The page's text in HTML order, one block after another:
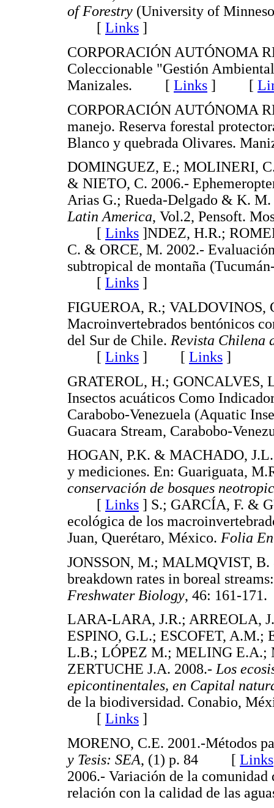
of Forestry (University of
[ Links ]
CORPORACIÓN AUTÓNOMA
Coleccionable "Gestión
Manizales. [ Links ] [
CORPORACIÓN AUTÓNOMA
manejo. Reserva forestal
Blanco y quebrada Olivares.
DOMINGUEZ, E.; MOLINERI,
& NIETO, C. 2006.-
Arias G.; Rueda-Delgado & K.
Latin America, Vol.2, Pensoft.
[ Links ]NDEZ, H.R.;
C. & ORCE, M. 2002.-
subtropical de montaña
[ Links ]
FIGUEROA, R.; VALDOVINOS,
Macroinvertebrados bentónicos
del Sur de Chile. Revista Chilena
[ Links ] [ Links ]
GRATEROL, H.; GONCALVES,
Insectos acuáticos Como
Carabobo-Venezuela (Aquatic
Guacara Stream, Carabobo-
HOGAN, P.K. & MACHADO,
y mediciones. En: Guariguata,
conservación de bosques
[ Links ] S.; GARCÍA, F. &
ecológica de los
Juan, Querétaro, México. Folia
JONSSON, M.; MALMQVIST,
breakdown rates in boreal
Freshwater Biology, 46: 161-
LARA-LARA, J.R.; ARREOLA,
ESPINO, G.L.; ESCOFET,
L.B.; LÓPEZ M.; MELING E.A.;
ZERTUCHE J.A. 2008.-Los
epicontinentales, en Capital
de la biodiversidad. Conabio,
[ Links ]
MORENO, C.E. 2001.-Métodos
y Tesis: SEA, (1) p. 84 [ Links
2006.- Variación de la comunidad
relación con la calidad de las